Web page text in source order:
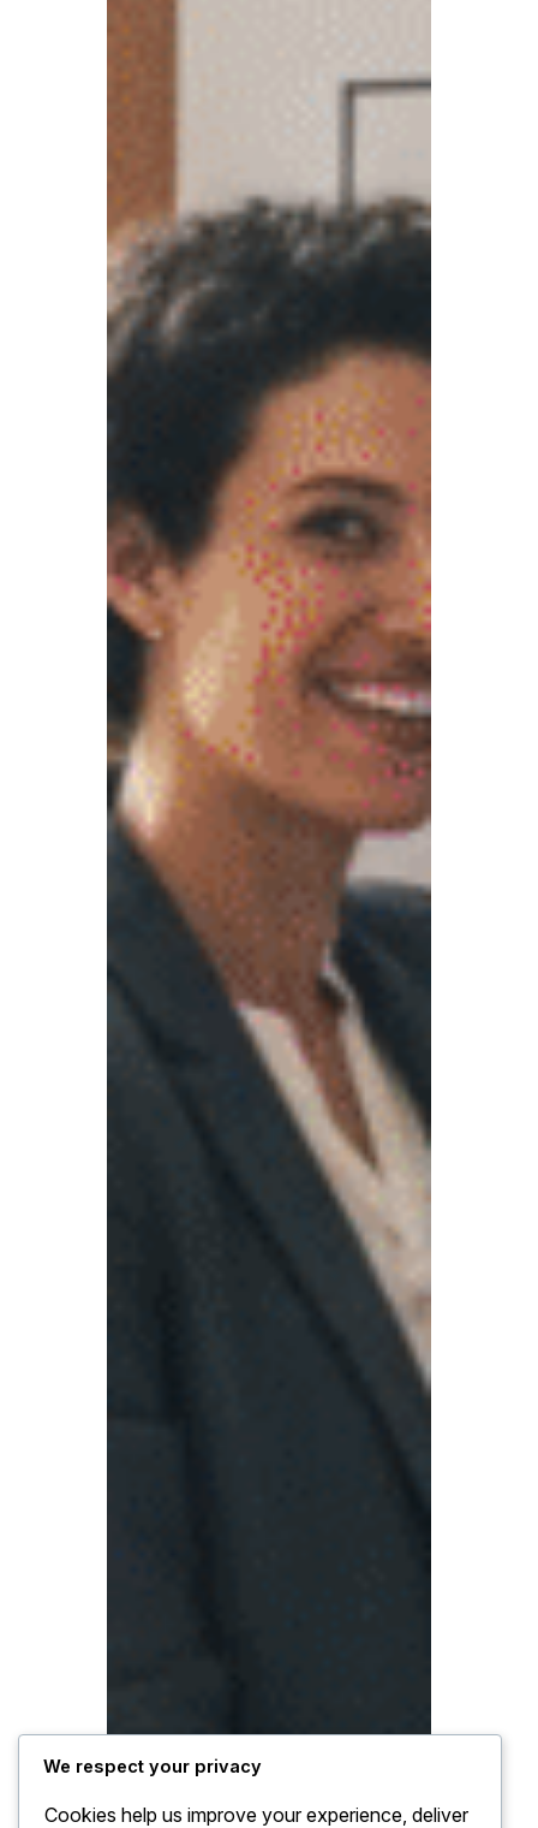
We respect your privacy
Cookies help us improve your experience, deliver